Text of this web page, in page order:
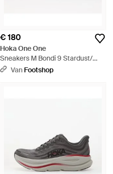
€ 180
Hoka One One
Sneakers M Bondi 9 Stardust/
Outer Orbit Eur - Groen
Van Footshop